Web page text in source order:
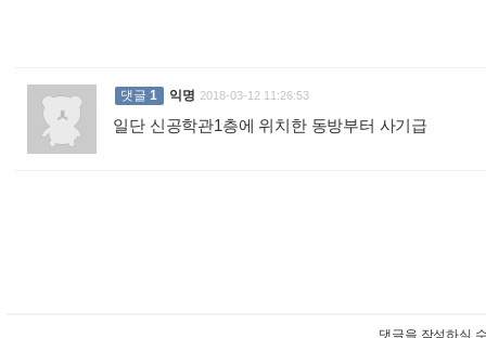
댓글 1 익명 2018-03-12 11:26:53
일단 신공학관1층에 위치한 동방부터 사기급
댓글을 작성하실